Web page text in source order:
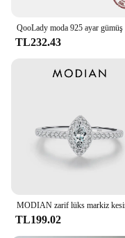
TL232.43
TL199.02